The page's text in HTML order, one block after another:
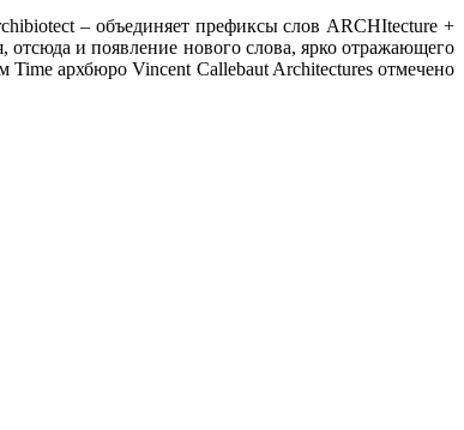
– объединяет префиксы слов ARCHItecture +
отсюда и появление нового слова, ярко отражающего
архбюро Vincent Callebaut Architectures отмечено